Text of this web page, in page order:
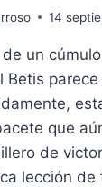
14
un
Betis
que
de
lección de